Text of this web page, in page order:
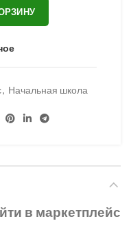
, Начальная школа
в маркетплейс